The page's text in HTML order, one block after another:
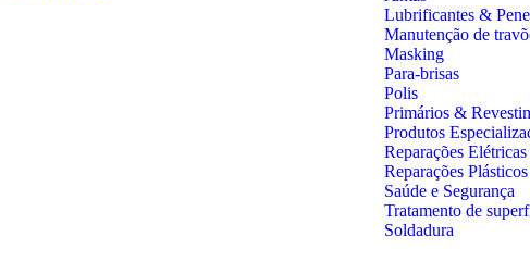
Lubrificantes &
Manutenção de
Masking
Para-brisas
Polis
Primários &
Produtos
Reparações Elétricas
Reparações
Saúde e Segurança
Tratamento de
Soldadura